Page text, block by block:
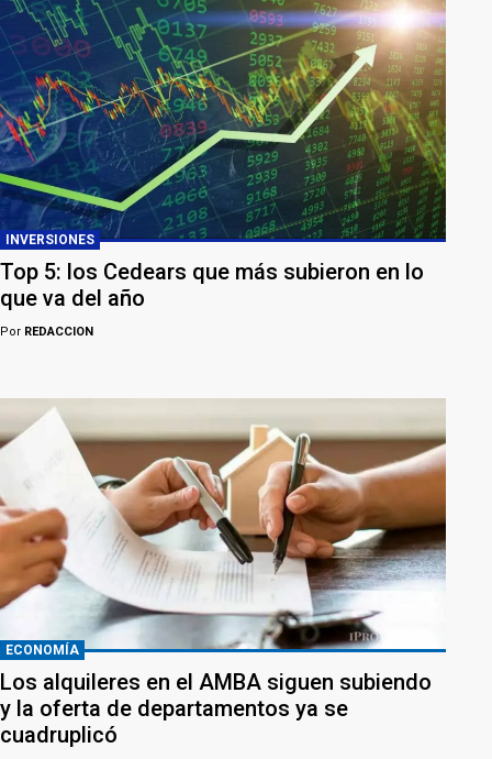
INVERSIONES
Top 5: los Cedears que más subieron en lo
que va del año
Por REDACCION
ECONOMÍA
Los alquileres en el AMBA siguen subiendo
y la oferta de departamentos ya se
cuadruplicó